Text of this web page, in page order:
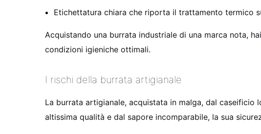
Etichettatura chiara che riporta il trattamento termico
Acquistando una burrata industriale di una marca nota,
condizioni igieniche ottimali.
I rischi della burrata artigianale
La burrata artigianale, acquistata in malga, dal caseificio
altissima qualità e dal sapore incomparabile, la sua